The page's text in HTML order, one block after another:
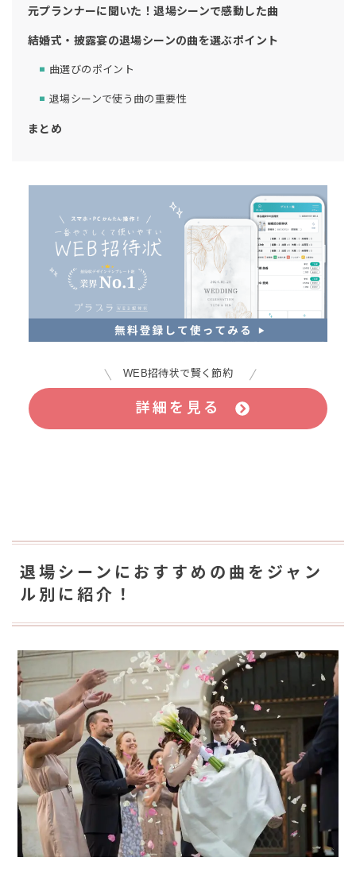
元プランナーに聞いた！退場シーンで感動した曲
結婚式・披露宴の退場シーンの曲を選ぶポイント
曲選びのポイント
退場シーンで使う曲の重要性
まとめ
WEB招待状で賢く節約
詳細を見る
退場シーンにおすすめの曲をジャン
ル別に紹介！